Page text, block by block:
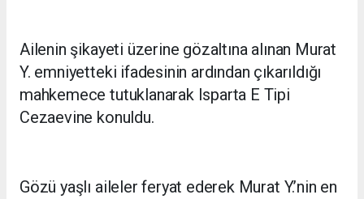
Ailenin şikayeti üzerine gözaltına alınan Murat
Y. emniyetteki ifadesinin ardından çıkarıldığı
mahkemece tutuklanarak Isparta E Tipi
Cezaevine konuldu.
Gözü yaşlı aileler feryat ederek Murat Y.’nin en